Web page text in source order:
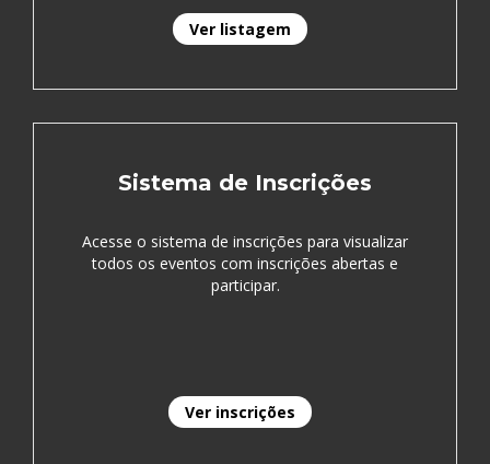
Ver listagem
Sistema de Inscrições
Acesse o sistema de inscrições para visualizar
todos os eventos com inscrições abertas e
participar.
Ver inscrições